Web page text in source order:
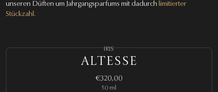
unseren Düften um Jahrgangsparfums mit dadurch limitierter
Stückzahl.
IRIS
ALTESSE
€320,00
50 ml